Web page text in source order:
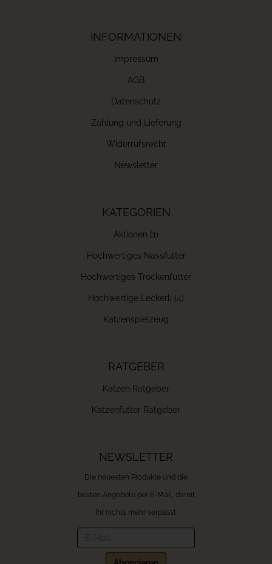
INFORMATIONEN
Impressum
AGB
Datenschutz
Zahlung und Lieferung
Widerrufsrecht
Newsletter
KATEGORIEN
Aktionen (1)
Hochwertiges Nassfutter
Hochwertiges Trockenfutter
Hochwertige Leckerli (4)
Katzenspielzeug
RATGEBER
Katzen Ratgeber
Katzenfutter Ratgeber
NEWSLETTER
Die neuesten Produkte und die
besten Angebote per E-Mail, damit
Ihr nichts mehr verpasst.